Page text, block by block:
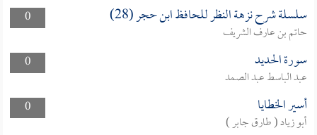
0
سلسلة شرح نزهة النظر للحافظ ابن حجر (28)
حاتم بن عارف الشريف
0
سورة الحديد
عبد الباسط عبد الصمد
0
أسير الخطايا
أبو زياد ( طارق جابر )